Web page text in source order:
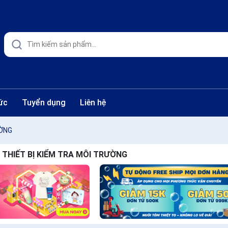
Tuyển dụng Liên hệ
THIẾT BỊ KIỂM TRA MÔI TRƯỜNG